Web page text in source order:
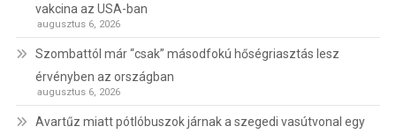
vakcina az USA-ban
augusztus 6, 2026
Szombattól már “csak” másodfokú hőségriasztás lesz
érvényben az országban
augusztus 6, 2026
Avartűz miatt pótlóbuszok járnak a szegedi vasútvonal egy